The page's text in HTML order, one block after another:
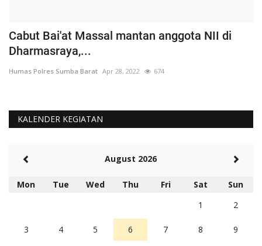
Cabut Bai'at Massal mantan anggota NII di
Dharmasraya,...
Humas Polres Sumba Barat Apr 28, 2022 674
KALENDER KEGIATAN
August 2026
Mon Tue Wed Thu Fri Sat
Sun
1
2
3 4 5 6 7 8 9